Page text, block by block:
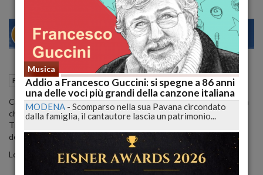
MILANO 23 28
Fumetti 14 Maggio 2021 17:19
Cari Lettori Tex Willer giunge alla trentesima pubblicazione, quella
che lo vede aumentare a 3,50€ e che vede allegata la medaglia di
Tiger Jack in occasione ell’inizio dei festeggiamenti per gli 80 anni
della casa editrice di via Buonarroti.
Lo avete preso? Ci leggiamo nei commenti, Ciao Belli!!
Musica
Addio a Francesco Guccini: si spegne a 86 anni
una delle voci più grandi della canzone italiana
MODENA - Scomparso nella sua Pavana circondato
dalla famiglia, il cantautore lascia un patrimonio...